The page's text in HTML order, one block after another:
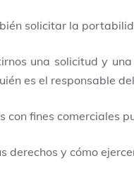
solicitar la
una solicitud y
es el responsable
fines comerciales
derechos y cómo